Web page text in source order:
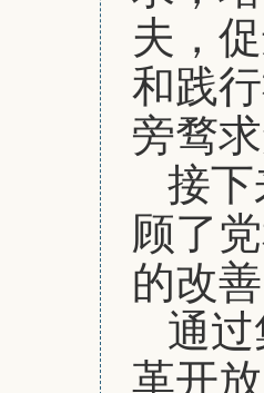
夫，
和践
旁骛
接
顾了
的改
通
革开